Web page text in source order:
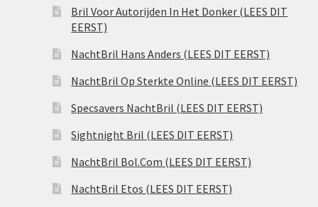
Bril Voor Autorijden In Het Donker (LEES DIT
EERST)
NachtBril Hans Anders (LEES DIT EERST)
NachtBril Op Sterkte Online (LEES DIT EERST)
Specsavers NachtBril (LEES DIT EERST)
Sightnight Bril (LEES DIT EERST)
NachtBril Bol.Com (LEES DIT EERST)
NachtBril Etos (LEES DIT EERST)